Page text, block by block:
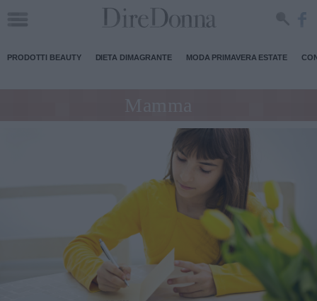
PRODOTTI BEAUTY DIETA DIMAGRANTE MODA PRIMAVERA ESTATE